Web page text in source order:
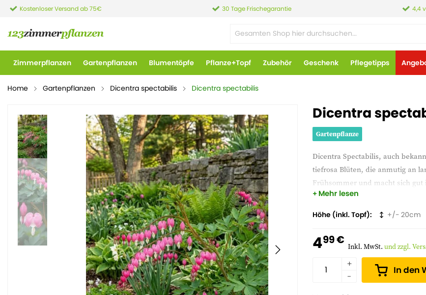
Kostenloser Versand ab 75€ 30 Tage Frischegarantie 4,4
Zimmerpflanzen Gartenpflanzen Blumentöpfe Pflanze+Topf Zubehör Geschenk Pflegetipps
Home Gartenpflanzen Dicentra spectabilis Dicentra spectabilis
Dicentra
Gartenpflanze
Dicentra Spectabilis, auch
tiefrosa Blüten, die anmutig an
Frühsommer und macht sich
Herzblume sieht romantisch und
Mehr lesen
Höhe (inkl. Topf) 20
499 € Inkl. MwSt.und zzgl.
In den